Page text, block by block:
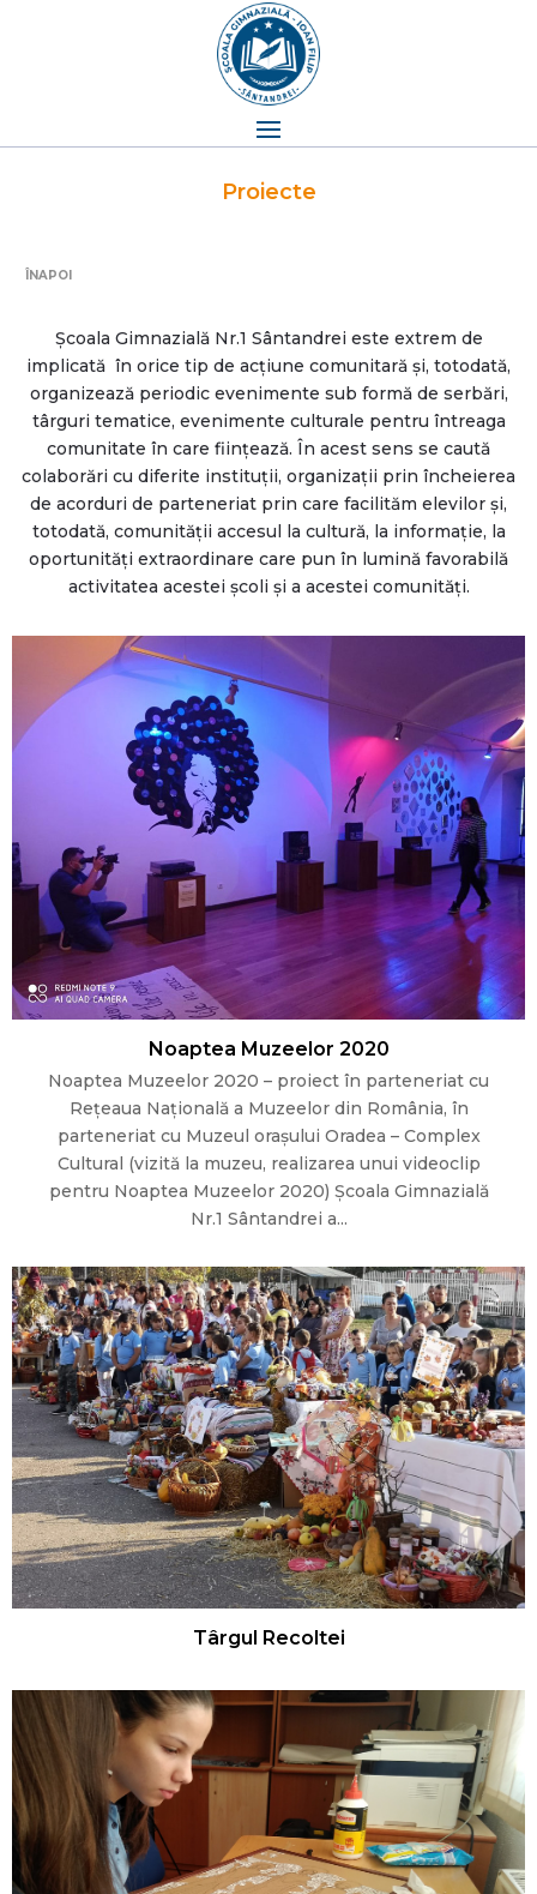
Proiecte
ÎNAPOI
Școala Gimnazială Nr.1 Sântandrei este extrem de
implicată în orice tip de acțiune comunitară și, totodată,
organizează periodic evenimente sub formă de serbări,
târguri tematice, evenimente culturale pentru întreaga
comunitate în care ființează. În acest sens se caută
colaborări cu diferite instituții, organizații prin încheierea
de acorduri de parteneriat prin care facilităm elevilor și,
totodată, comunității accesul la cultură, la informație, la
oportunități extraordinare care pun în lumină favorabilă
activitatea acestei școli și a acestei comunități.
Noaptea Muzeelor 2020
Noaptea Muzeelor 2020 – proiect în parteneriat cu
Rețeaua Națională a Muzeelor din România, în
parteneriat cu Muzeul orașului Oradea – Complex
Cultural (vizită la muzeu, realizarea unui videoclip
pentru Noaptea Muzeelor 2020) Școala Gimnazială
Nr.1 Sântandrei a...
Târgul Recoltei